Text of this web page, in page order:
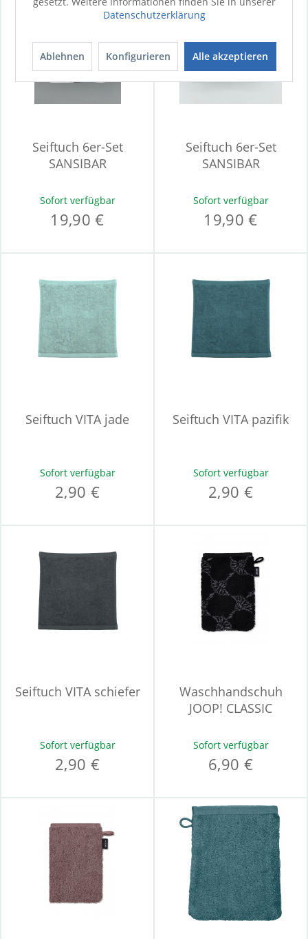
Seiftuch 6er-Set
SANSIBAR
Sofort verfügbar
19,90 €
Seiftuch 6er-Set
SANSIBAR
Sofort verfügbar
19,90 €
Seiftuch VITA jade
Sofort verfügbar
2,90 €
Seiftuch VITA pazifik
Sofort verfügbar
2,90 €
Seiftuch VITA schiefer
Sofort verfügbar
2,90 €
Waschhandschuh
JOOP! CLASSIC
Sofort verfügbar
6,90 €
Datenschutzerklärung
Ablehnen Konfigurieren Alle akzeptieren